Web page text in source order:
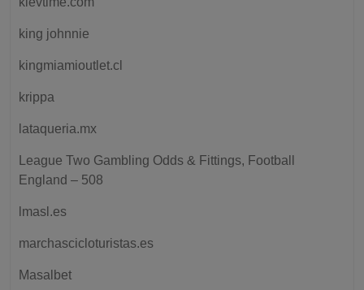
king johnnie
kingmiamioutlet.cl
krippa
lataqueria.mx
League Two Gambling Odds & Fittings, Football
England – 508
lmasl.es
marchascicloturistas.es
Masalbet